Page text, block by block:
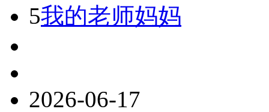
5我的老师妈妈
2026-06-17